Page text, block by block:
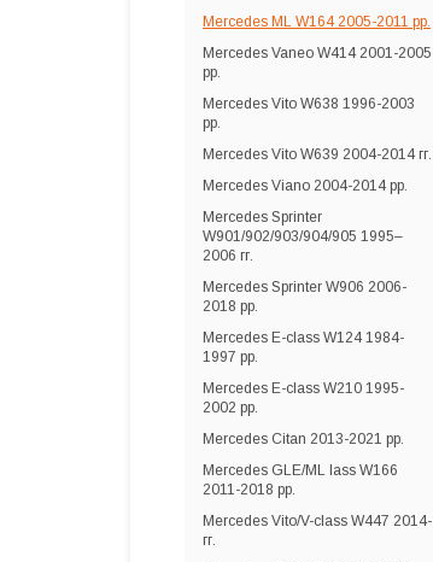
Mercedes ML W164 2005-2011 рр.
Mercedes Vaneo W414 2001-2005
рр.
Mercedes Vito W638 1996-2003
рр.
Mercedes Vito W639 2004-2014 гг.
Mercedes Viano 2004-2014 рр.
Mercedes Sprinter
W901/902/903/904/905 1995–
2006 гг.
Mercedes Sprinter W906 2006-
2018 рр.
Mercedes E-сlass W124 1984-
1997 рр.
Mercedes E-сlass W210 1995-
2002 рр.
Mercedes Citan 2013-2021 рр.
Mercedes GLE/ML lass W166
2011-2018 рр.
Mercedes Vito/V-class W447 2014-
гг.